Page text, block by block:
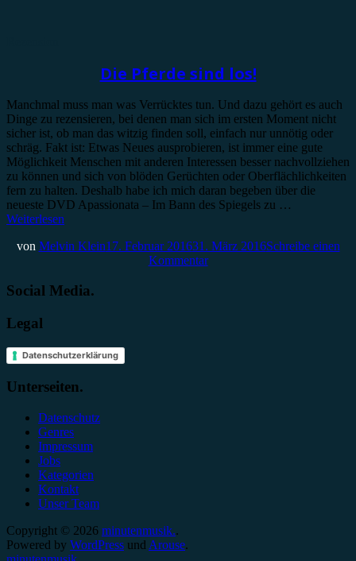
Die Pferde sind los!
Manchmal muss man was Verrücktes tun. Und dazu gehört es auch
Dinge zu rezensieren, bei denen man sich im ersten Moment nicht
sicher ist, ob man das witzig finden soll, einfach nur unnötig oder
schräg. Fakt ist: Etwas Neues ausprobieren, ist immer eine gute
Möglichkeit Menschen mit anderen Interessen besser nachvollziehen
zu können und sich von blöden Gerüchten oder Oberflächlichkeiten
fern zu halten. Deshalb habe ich mich daran begeben über die
neueste DVD Apassionata – Im Bann des Spiegels zu …
Weiterlesen
von Melvin Klein17. Februar 201631. März 2016Schreibe einen
Kommentar
Social Media.
Legal
Datenschutzerklärung
Unterseiten.
Datenschutz
Genres
Impressum
Jobs
Kategorien
Kontakt
Unser Team
Copyright © 2026 minutenmusik..
Powered by WordPress und Arouse.